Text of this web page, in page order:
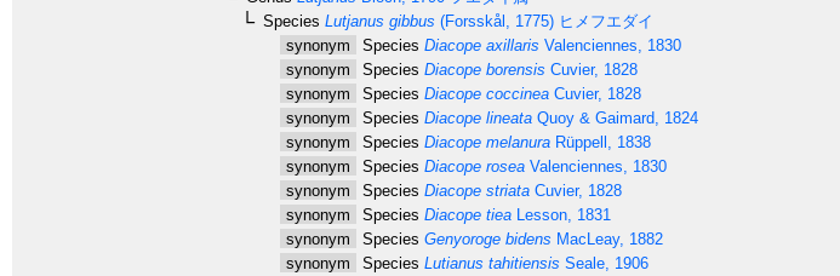
Species Lutjanus gibbus (Forsskål, 1775) ヒメフエダイ
synonym
Species Diacope axillaris Valenciennes, 1830
synonym
Species Diacope borensis Cuvier, 1828
synonym
Species Diacope coccinea Cuvier, 1828
synonym
Species Diacope lineata Quoy & Gaimard, 1824
synonym
Species Diacope melanura Rüppell, 1838
synonym
Species Diacope rosea Valenciennes, 1830
synonym
Species Diacope striata Cuvier, 1828
synonym
Species Diacope tiea Lesson, 1831
synonym
Species Genyoroge bidens MacLeay, 1882
synonym
Species Lutianus tahitiensis Seale, 1906